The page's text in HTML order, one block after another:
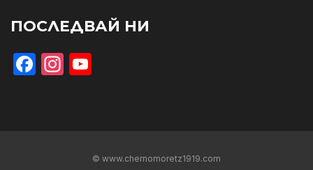
ПОСЛЕДВАЙ НИ
Facebook
Instagram
© www.chernomoretz1919.com